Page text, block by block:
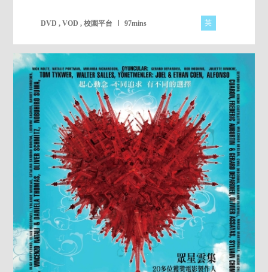
DVD , VOD , 校園平台 97mins 英